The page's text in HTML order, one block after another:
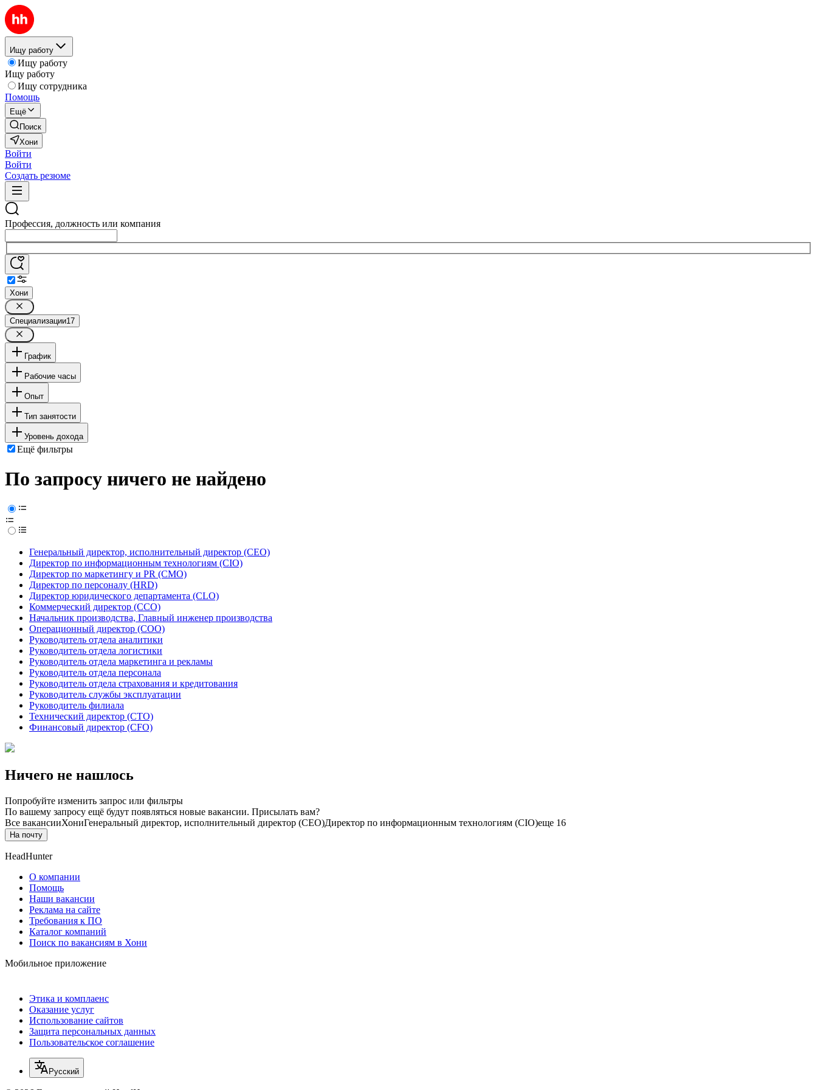
Ищу работу
Ищу работу
Ищу работу
Ищу сотрудника
Помощь
Ещё
Поиск
Хони
Войти
Войти
Создать резюме
Профессия, должность или компания
Хони
Специализации17
График
Рабочие часы
Опыт
Тип занятости
Уровень дохода
Ещё фильтры
По запросу ничего не найдено
Генеральный директор, исполнительный директор (CEO)
Директор по информационным технологиям (CIO)
Директор по маркетингу и PR (CMO)
Директор по персоналу (HRD)
Директор юридического департамента (CLO)
Коммерческий директор (CCO)
Начальник производства, Главный инженер производства
Операционный директор (COO)
Руководитель отдела аналитики
Руководитель отдела логистики
Руководитель отдела маркетинга и рекламы
Руководитель отдела персонала
Руководитель отдела страхования и кредитования
Руководитель службы эксплуатации
Руководитель филиала
Технический директор (CTO)
Финансовый директор (CFO)
Ничего не нашлось
Попробуйте изменить запрос или фильтры
По вашему запросу ещё будут появляться новые вакансии. Присылать вам?
Все вакансииХониГенеральный директор, исполнительный директор (CEO)Директор по информационным технологиям (CIO)еще 16
На почту
HeadHunter
О компании
Помощь
Наши вакансии
Реклама на сайте
Требования к ПО
Каталог компаний
Поиск по вакансиям в Хони
Мобильное приложение
Этика и комплаенс
Оказание услуг
Использование сайтов
Защита персональных данных
Пользовательское соглашение
Русский